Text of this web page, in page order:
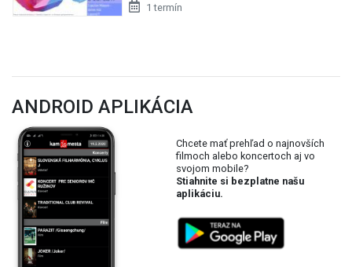
1 termín
ANDROID APLIKÁCIA
Chcete mať prehľad o najnovších
filmoch alebo koncertoch aj vo
svojom mobile?
Stiahnite si bezplatne našu
aplikáciu.